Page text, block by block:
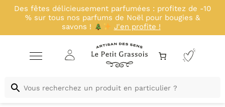
Profitez d'un déstockage exclusif avant nos
nouveautés : -20% sur une sélection de kits jusqu'au
23 août inclus ! J'en profite !